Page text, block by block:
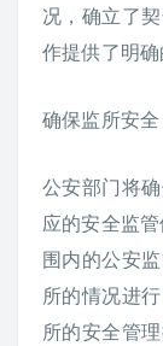
况，确立了
作提供了明确
确保监所安全
公安部门将
应的安全监
围内的公安
所的情况进
所的安全管